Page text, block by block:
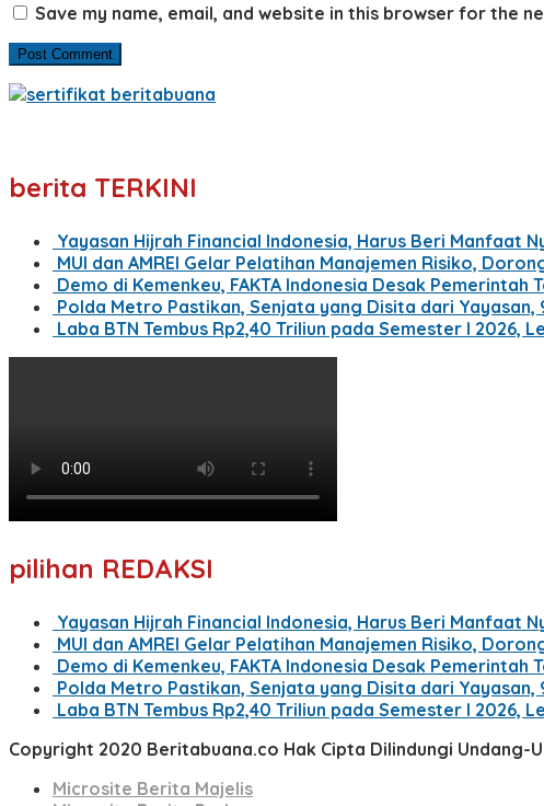
Save my name, email, and website in this browser for the
berita TERKINI
Yayasan Hijrah Financial Indonesia, Harus Beri Manfaat
MUI dan AMREI Gelar Pelatihan Manajemen Risiko,
Demo di Kemenkeu, FAKTA Indonesia Desak Pemerintah
Polda Metro Pastikan, Senjata yang Disita dari Yayasan,
Laba BTN Tembus Rp2,40 Triliun pada Semester I 2026,
pilihan REDAKSI
Yayasan Hijrah Financial Indonesia, Harus Beri Manfaat
MUI dan AMREI Gelar Pelatihan Manajemen Risiko,
Demo di Kemenkeu, FAKTA Indonesia Desak Pemerintah
Polda Metro Pastikan, Senjata yang Disita dari Yayasan,
Laba BTN Tembus Rp2,40 Triliun pada Semester I 2026,
Copyright 2020 Beritabuana.co Hak Cipta Dilindungi Undang-
Microsite Berita Majelis